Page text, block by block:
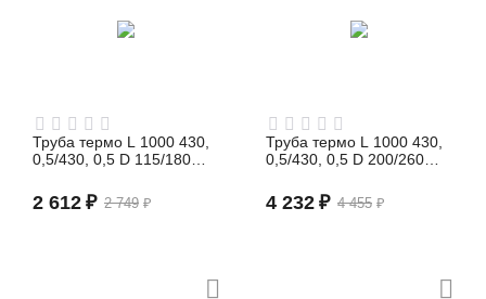
Труба термо L 1000 430,
0,5/430, 0,5 D 115/180
2 749 ₽
2 612 ₽
Труба термо L 1000 430,
0,5/430, 0,5 D 200/260
4 455 ₽
4 232 ₽